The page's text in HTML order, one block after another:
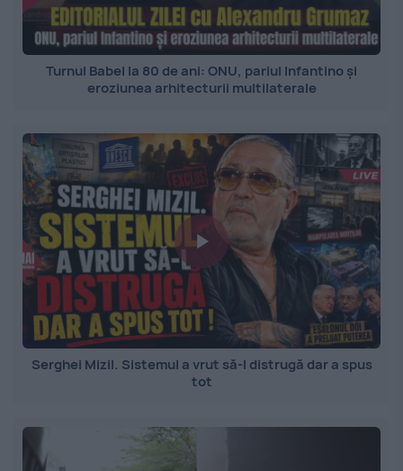
Turnul Babel la 80 de ani: ONU, pariul Infantino și
eroziunea arhitecturii multilaterale
Serghei Mizil. Sistemul a vrut să-l distrugă dar a spus
tot